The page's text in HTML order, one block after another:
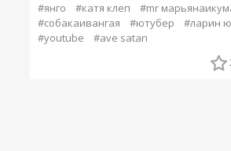
#янго #катя клеп
#mr
#собакаивангая
#ютубер
#ларин
#youtube
#ave satan